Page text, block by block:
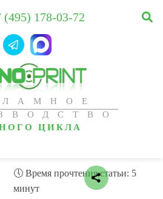
ЦИКЛА
(495) 178-03-72
🕔 Время прочтения статьи: 5
минут